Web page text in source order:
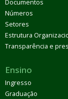
Documentos
Números
Setores
Estrutura
Transparência e
Ensino
Ingresso
Graduação